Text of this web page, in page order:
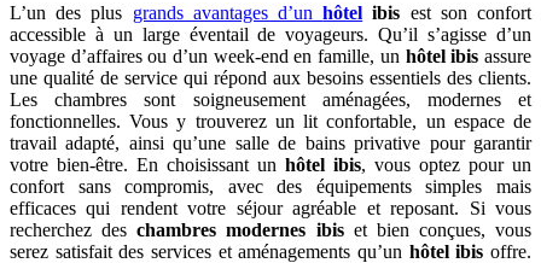
L’un des plus grands avantages d’unhôtel ibis est son confort
accessible à un large éventail de voyageurs. Qu’il s’agisse d’un
voyage d’affaires ou d’un week-end en famille, un hôtel ibis assure
une qualité de service qui répond aux besoins essentiels des clients.
Les chambres sont soigneusement aménagées, modernes et
fonctionnelles. Vous y trouverez un lit confortable, un espace de
travail adapté, ainsi qu’une salle de bains privative pour garantir
votre bien-être. En choisissant un hôtel ibis, vous optez pour un
confort sans compromis, avec des équipements simples mais
efficaces qui rendent votre séjour agréable et reposant. Si vous
recherchez deschambres modernes ibiset bien conçues, vous
serez satisfait des services et aménagements qu’un hôtel ibis offre.